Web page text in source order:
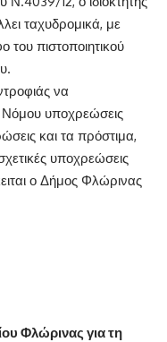
ταχυδρομικά, με
του πιστοποιητικού
να
Νόμου υποχρεώσεις
και τα πρόστιμα,
υποχρεώσεις
ο Δήμος Φλώρινας
Φλώρινας για τη